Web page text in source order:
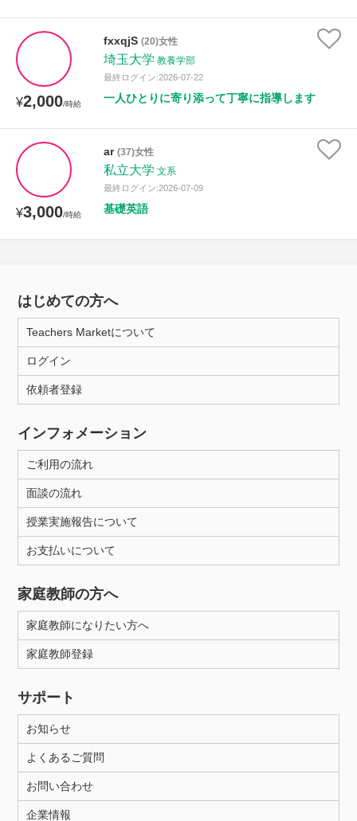
¥2,000/時給
fxxqjS (20)女性
埼玉大学 教養学部
最終ログイン:2026-07-22
一人ひとりに寄り添って丁寧に指導します
¥3,000/時給
ar (37)女性
私立大学 文系
最終ログイン:2026-07-09
基礎英語
はじめての方へ
Teachers Marketについて
ログイン
依頼者登録
インフォメーション
ご利用の流れ
面談の流れ
授業実施報告について
お支払いについて
家庭教師の方へ
家庭教師になりたい方へ
家庭教師登録
サポート
お知らせ
よくあるご質問
お問い合わせ
企業情報